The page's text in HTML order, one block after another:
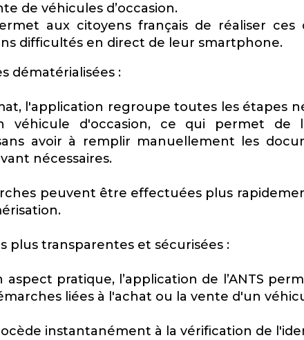
de véhicules d’occasion.
aux citoyens français de réaliser ces
difficultés en direct de leur smartphone.
dématérialisées :
l'application regroupe toutes les étapes
véhicule d'occasion, ce qui permet de
avoir à remplir manuellement les
nécessaires.
peuvent être effectuées plus
plus transparentes et sécurisées :
aspect pratique, l’application de l’ANTS
liées à l'achat ou la vente d'un
instantanément à la vérification de